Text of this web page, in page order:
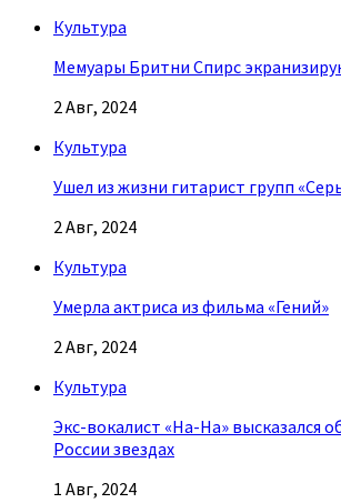
Культура
Мемуары Бритни Спирс
2 Авг, 2024
Культура
Ушел из жизни гитарист групп
2 Авг, 2024
Культура
Умерла актриса из фильма «Гений»
2 Авг, 2024
Культура
Экс-вокалист «На-На» высказался
России звездах
1 Авг, 2024